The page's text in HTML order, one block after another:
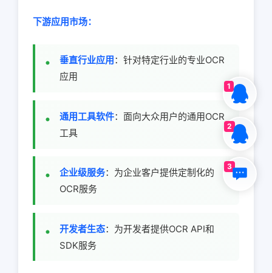
下游应用市场：
垂直行业应用 ：针对特定行业的专业OCR
应用
通用工具软件：面向大众用户的通用OCR
工具
企业级服务：为企业客户提供定制化的
OCR服务
开发者生态：为开发者提供OCR API和
SDK服务
1
2
3